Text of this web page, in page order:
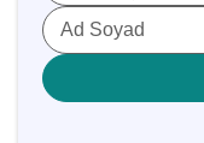
Ad Soyad